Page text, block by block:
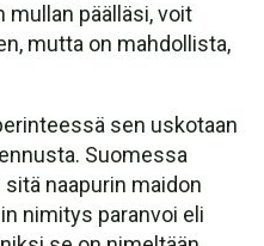
mullan päälläsi, voit
mutta on mahdollista,
sen uskotaan
Suomessa
naapurin maidon
nimitys paranvoi eli